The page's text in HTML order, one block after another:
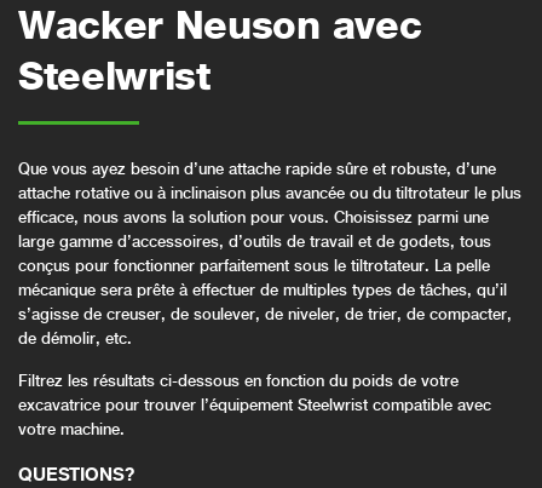
Wacker Neuson avec
Steelwrist
Que vous ayez besoin d’une attache rapide sûre et robuste, d’une
attache rotative ou à inclinaison plus avancée ou du tiltrotateur le plus
efficace, nous avons la solution pour vous. Choisissez parmi une
large gamme d’accessoires, d’outils de travail et de godets, tous
conçus pour fonctionner parfaitement sous le tiltrotateur. La pelle
mécanique sera prête à effectuer de multiples types de tâches, qu’il
s’agisse de creuser, de soulever, de niveler, de trier, de compacter,
de démolir, etc.
Filtrez les résultats ci-dessous en fonction du poids de votre
excavatrice pour trouver l’équipement Steelwrist compatible avec
votre machine.
QUESTIONS?